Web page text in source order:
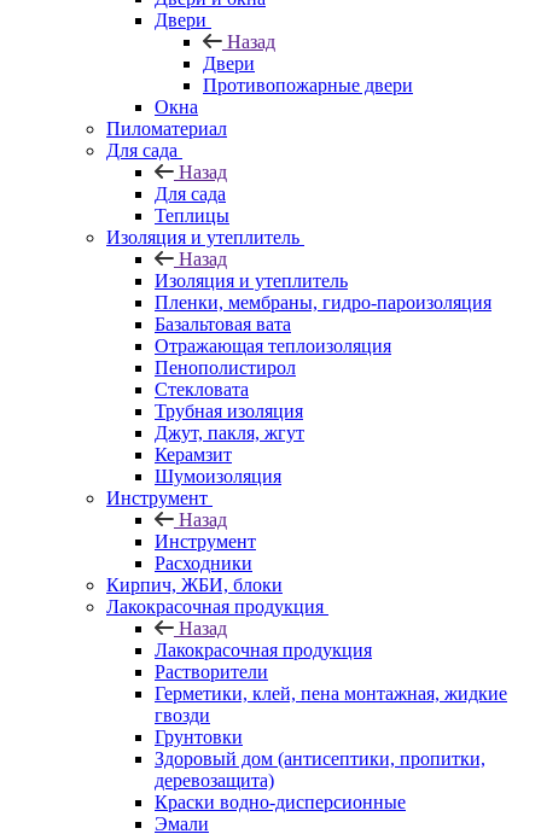
Двери
Назад
Двери
Противопожарные двери
Окна
Пиломатериал
Для сада
Назад
Для сада
Теплицы
Изоляция и утеплитель
Назад
Изоляция и утеплитель
Пленки, мембраны, гидро-пароизоляция
Базальтовая вата
Отражающая теплоизоляция
Пенополистирол
Стекловата
Трубная изоляция
Джут, пакля, жгут
Керамзит
Шумоизоляция
Инструмент
Назад
Инструмент
Расходники
Кирпич, ЖБИ, блоки
Лакокрасочная продукция
Назад
Лакокрасочная продукция
Растворители
Герметики, клей, пена монтажная, жидкие
гвозди
Грунтовки
Здоровый дом (антисептики, пропитки,
деревозащита)
Краски водно-дисперсионные
Эмали